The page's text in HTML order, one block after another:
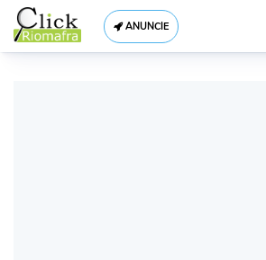
ANUNCIE